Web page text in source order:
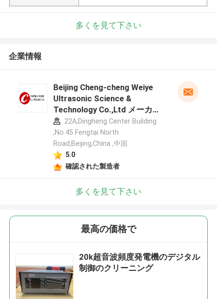
多くを見て下さい
企業情報
Beijing Cheng-cheng Weiye
Ultrasonic Science &
Technology Co.,Ltd メーカー
プロフィール
22A,Dingheng Center Building
,No.45 Fengtai North
Road,Beijing,China ,中国
5.0
確認された製造者
多くを見て下さい
最高の価格で
20k超音波頻度発電機のデジタル
制御のクリーニング